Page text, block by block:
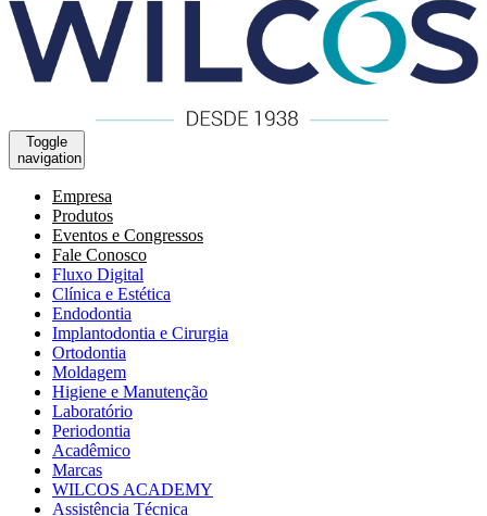
Toggle
navigation
Empresa
Produtos
Eventos e Congressos
Fale Conosco
Fluxo Digital
Clínica e Estética
Endodontia
Implantodontia e Cirurgia
Ortodontia
Moldagem
Higiene e Manutenção
Laboratório
Periodontia
Acadêmico
Marcas
WILCOS ACADEMY
Assistência Técnica